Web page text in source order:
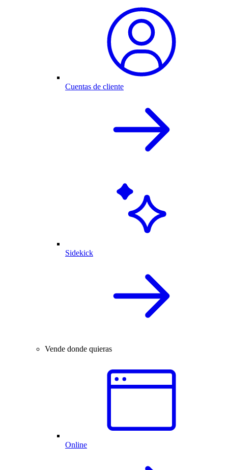
Cuentas de cliente
Sidekick
Vende donde quieras
Online